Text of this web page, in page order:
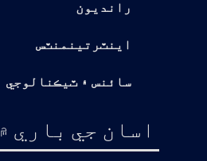
رانديون
اينٽرتينمنٽس
سائنس ۽ ٽيڪنالوجي
اسان جي باري ۾